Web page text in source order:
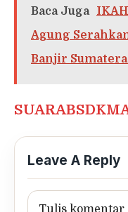
Baca Juga
Agung
Banjir Sumatera
Leave A Reply